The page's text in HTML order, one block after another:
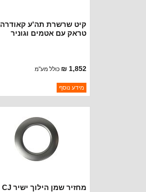
קיט שרשרת תה'ע קאודרה
טראק עם אטמים וגוניר
1,852 ₪ כולל מע"מ
ברקוד: 8122392K
יצרן:CROWN AUTOMOTIVE
מידע נוסף
מחזיר שמן הילוך ישיר CJ